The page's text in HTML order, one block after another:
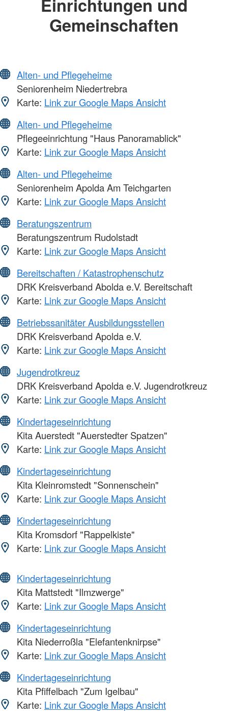
Einrichtungen und
Gemeinschaften
Alten- und Pflegeheime
Seniorenheim Niedertrebra
Karte: Link zur Google Maps Ansicht
Alten- und Pflegeheime
Pflegeeinrichtung "Haus Panoramablick"
Karte: Link zur Google Maps Ansicht
Alten- und Pflegeheime
Seniorenheim Apolda Am Teichgarten
Karte: Link zur Google Maps Ansicht
Beratungszentrum
Beratungszentrum Rudolstadt
Karte: Link zur Google Maps Ansicht
Bereitschaften / Katastrophenschutz
DRK Kreisverband Abolda e.V. Bereitschaft
Karte: Link zur Google Maps Ansicht
Betriebssanitäter Ausbildungsstellen
DRK Kreisverband Apolda e.V.
Karte: Link zur Google Maps Ansicht
Jugendrotkreuz
DRK Kreisverband Apolda e.V. Jugendrotkreuz
Karte: Link zur Google Maps Ansicht
Kindertageseinrichtung
Kita Auerstedt "Auerstedter Spatzen"
Karte: Link zur Google Maps Ansicht
Kindertageseinrichtung
Kita Kleinromstedt "Sonnenschein"
Karte: Link zur Google Maps Ansicht
Kindertageseinrichtung
Kita Kromsdorf "Rappelkiste"
Karte: Link zur Google Maps Ansicht
Kindertageseinrichtung
Kita Mattstedt "Ilmzwerge"
Karte: Link zur Google Maps Ansicht
Kindertageseinrichtung
Kita Niederroßla "Elefantenknirpse"
Karte: Link zur Google Maps Ansicht
Kindertageseinrichtung
Kita Pfiffelbach "Zum Igelbau"
Karte: Link zur Google Maps Ansicht